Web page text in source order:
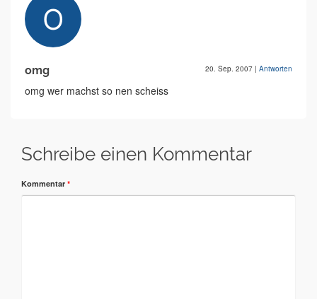
omg 20. Sep. 2007 | Antworten
omg wer machst so nen scheiss
Schreibe einen Kommentar
Kommentar *